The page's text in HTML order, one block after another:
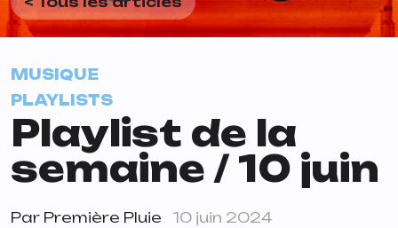
MUSIQUE
PLAYLISTS
Playlist de la
semaine / 10 juin
Par Première Pluie 10 juin 2024